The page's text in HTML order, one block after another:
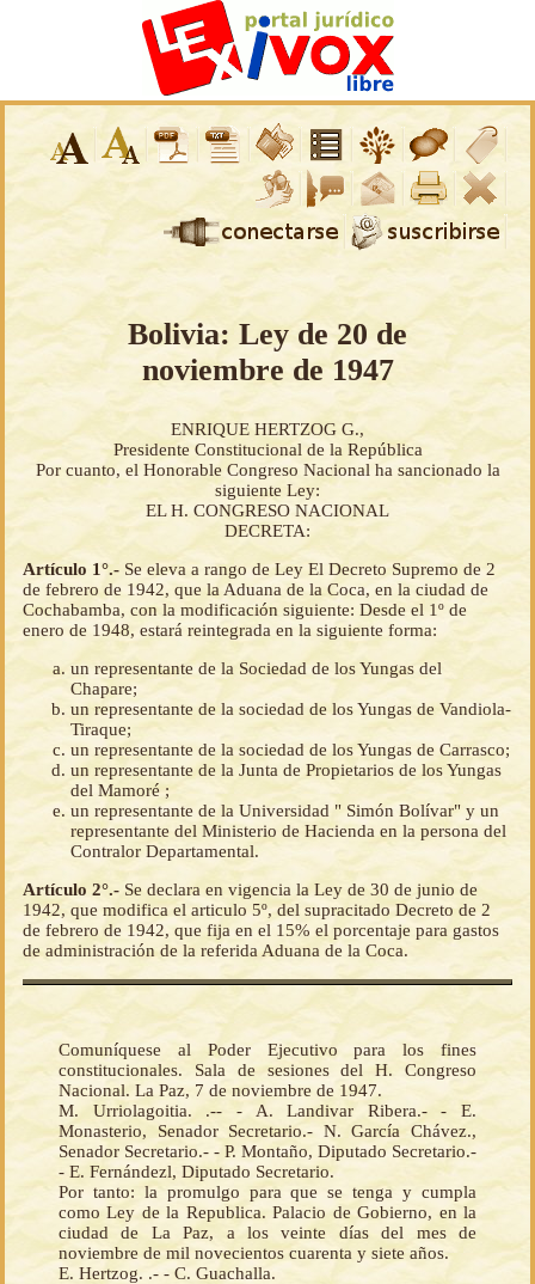
Bolivia: Ley de 20 de
noviembre de 1947
ENRIQUE HERTZOG G.,
Presidente Constitucional de la República
Por cuanto, el Honorable Congreso Nacional ha sancionado la
siguiente Ley:
EL H. CONGRESO NACIONAL
DECRETA:
Artículo 1°.- Se eleva a rango de Ley El Decreto Supremo de 2
de febrero de 1942, que la Aduana de la Coca, en la ciudad de
Cochabamba, con la modificación siguiente: Desde el 1º de
enero de 1948, estará reintegrada en la siguiente forma:
un representante de la Sociedad de los Yungas del
Chapare;
un representante de la sociedad de los Yungas de Vandiola-
Tiraque;
un representante de la sociedad de los Yungas de Carrasco;
un representante de la Junta de Propietarios de los Yungas
del Mamoré ;
un representante de la Universidad " Simón Bolívar" y un
representante del Ministerio de Hacienda en la persona del
Contralor Departamental.
Artículo 2°.- Se declara en vigencia la Ley de 30 de junio de
1942, que modifica el articulo 5º, del supracitado Decreto de 2
de febrero de 1942, que fija en el 15% el porcentaje para gastos
de administración de la referida Aduana de la Coca.
Comuníquese al Poder Ejecutivo para los fines
constitucionales. Sala de sesiones del H. Congreso
Nacional. La Paz, 7 de noviembre de 1947.
M. Urriolagoitia. .-- - A. Landivar Ribera.- - E.
Monasterio, Senador Secretario.- N. García Chávez.,
Senador Secretario.- - P. Montaño, Diputado Secretario.-
- E. Fernándezl, Diputado Secretario.
Por tanto: la promulgo para que se tenga y cumpla
como Ley de la Republica. Palacio de Gobierno, en la
ciudad de La Paz, a los veinte días del mes de
noviembre de mil novecientos cuarenta y siete años.
E. Hertzog. .- - C. Guachalla.